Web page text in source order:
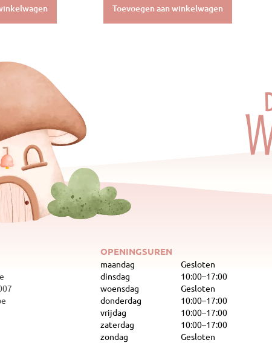
Toevoegen aan winkelwagen
OPENINGSUREN
maandag
Gesloten
dinsdag
10:00–17:00
woensdag
Gesloten
donderdag
10:00–17:00
vrijdag
10:00–17:00
zaterdag
10:00–17:00
zondag
Gesloten